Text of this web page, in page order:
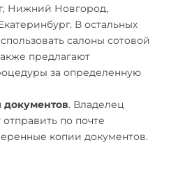
Нижний Новгород,
В остальных
салоны сотовой
предлагают
за определенную
документов. Владелец
по почте
копии документов.